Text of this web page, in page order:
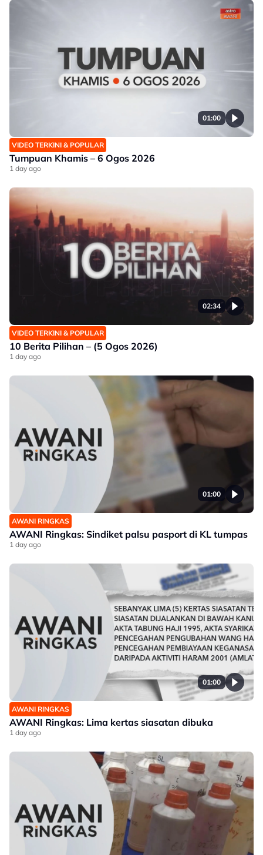
01:00
VIDEO TERKINI & POPULAR
Tumpuan Khamis – 6 Ogos 2026
1 day ago
02:34
VIDEO TERKINI & POPULAR
10 Berita Pilihan – (5 Ogos 2026)
1 day ago
01:00
AWANI RINGKAS
AWANI Ringkas: Sindiket palsu pasport di KL tumpas
1 day ago
01:00
AWANI RINGKAS
AWANI Ringkas: Lima kertas siasatan dibuka
1 day ago